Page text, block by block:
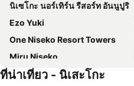
นิเซโกะ นอร์เทิร์น รีสอร์ท อันนูปูริ
Ezo Yuki
One Niseko Resort Towers
Miru Niseko
Always Niseko
ที่น่าเที่ยว - นิเสะโกะ